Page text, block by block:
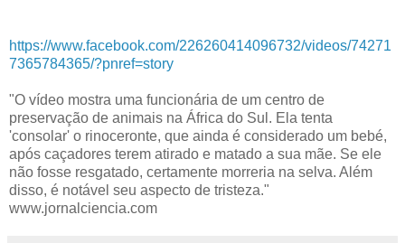
https://www.facebook.com/226260414096732/videos/74271
7365784365/?pnref=story
"O vídeo mostra uma funcionária de um centro de
preservação de animais na África do Sul. Ela tenta
'consolar' o rinoceronte, que ainda é considerado um bebé,
após caçadores terem atirado e matado a sua mãe. Se ele
não fosse resgatado, certamente morreria na selva. Além
disso, é notável seu aspecto de tristeza."
www.jornalciencia.com